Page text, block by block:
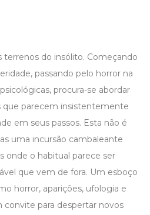
do insólito. Começando
passando pelo horror na
procura-se abordar
que parecem insistentemente
em seus passos. Esta não é
uma incursão cambaleante
onde o habitual parece ser
que vem de fora. Um esboço
horror, aparições, ufologia e
para despertar novos